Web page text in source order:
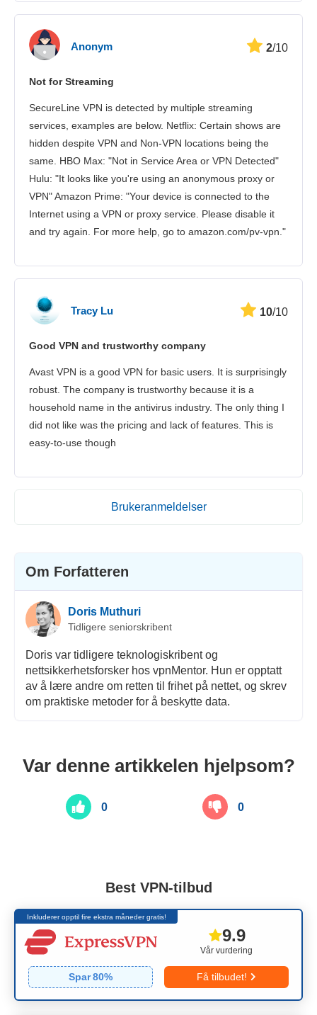
Anonym 2/10
Not for Streaming
SecureLine VPN is detected by multiple streaming
services, examples are below. Netflix: Certain shows are
hidden despite VPN and Non-VPN locations being the
same. HBO Max: "Not in Service Area or VPN Detected"
Hulu: "It looks like you're using an anonymous proxy or
VPN" Amazon Prime: "Your device is connected to the
Internet using a VPN or proxy service. Please disable it
and try again. For more help, go to amazon.com/pv-vpn."
Tracy Lu 10/10
Good VPN and trustworthy company
Avast VPN is a good VPN for basic users. It is surprisingly
robust. The company is trustworthy because it is a
household name in the antivirus industry. The only thing I
did not like was the pricing and lack of features. This is
easy-to-use though
Brukeranmeldelser
Om Forfatteren
Doris Muthuri
Tidligere seniorskribent
Doris var tidligere teknologiskribent og
nettsikkerhetsforsker hos vpnMentor. Hun er opptatt
av å lære andre om retten til frihet på nettet, og skrev
om praktiske metoder for å beskytte data.
Var denne artikkelen hjelpsom?
0 0
Best VPN-tilbud
Inkluderer opptil fire ekstra måneder gratis!
Vår vurdering
9.9
Spar80% Få tilbudet!